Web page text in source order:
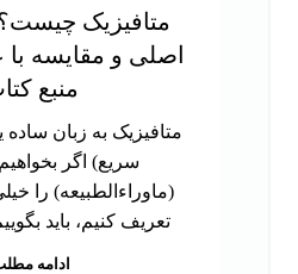
متافیزیک
اصلی و مقایسه با
منبع
متافیزیک به زبان
سریع) اگر
(ماوراءالطبیعه) را
تعریف کنیم، باید
ادامه